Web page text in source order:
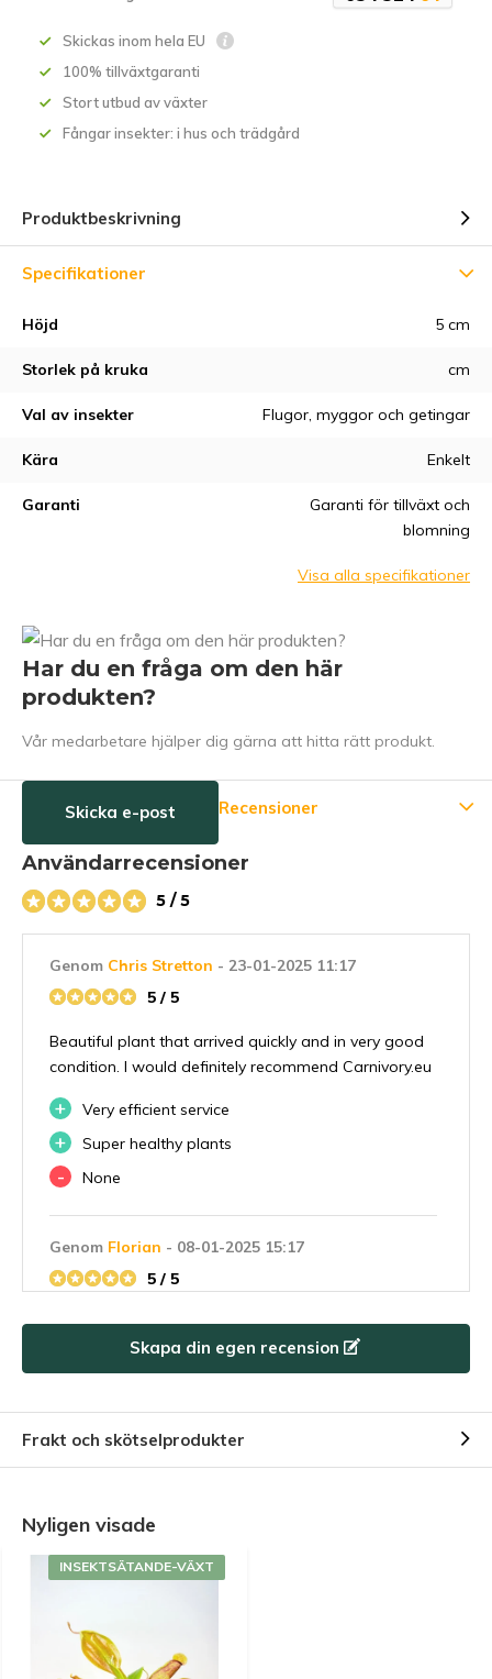
Skickas inom hela EU
100% tillväxtgaranti
Stort utbud av växter
Fångar insekter: i hus och trädgård
Produktbeskrivning
Specifikationer
Höjd 5 cm
Storlek på kruka cm
Val av insekter Flugor, myggor och getingar
Kära Enkelt
Garanti
Garanti för tillväxt och
blomning
Visa alla specifikationer
Har du en fråga om den här
produkten?
Vår medarbetare hjälper dig gärna att hitta rätt produkt.
Skicka e-post Recensioner
Användarrecensioner
5 / 5
Genom Chris Stretton - 23-01-2025 11:17
5 / 5
Beautiful plant that arrived quickly and in very good
condition. I would definitely recommend Carnivory.eu
+ Very efficient service
+ Super healthy plants
- None
Genom Florian - 08-01-2025 15:17
5 / 5
GenomSpinelli Jérôme- 22-08-2024 13:12
5 / 5
Bien
GenomLS- 21-09-2023 16:53
5 / 5
Pretty little plant. The delivery was quick and the
conditions, It has three pitchers already and healthy
looking leaves. Thanks!
Skapa din egen recension
Frakt och skötselprodukter
Nyligen visade
INSEKTSÄTANDE-VÄXT